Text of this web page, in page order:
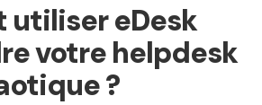
utiliser eDesk
votre helpdesk
?